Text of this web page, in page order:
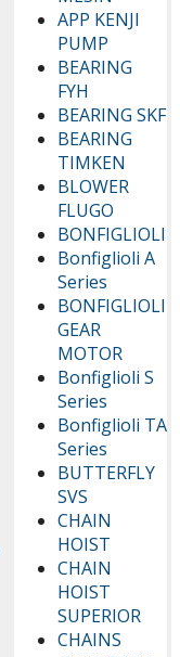
APP KENJI
PUMP
BEARING
FYH
BEARING SKF
BEARING
TIMKEN
BLOWER
FLUGO
BONFIGLIOLI
Bonfiglioli A
Series
BONFIGLIOLI
GEAR
MOTOR
Bonfiglioli S
Series
Bonfiglioli TA
Series
BUTTERFLY
SVS
CHAIN
HOIST
CHAIN
HOIST
SUPERIOR
CHAINS